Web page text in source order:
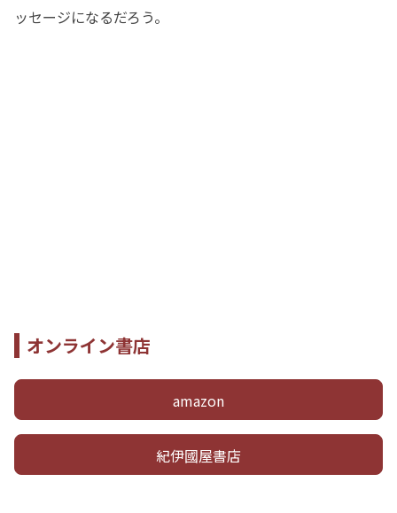
ッセージになるだろう。
オンライン書店
amazon
紀伊國屋書店